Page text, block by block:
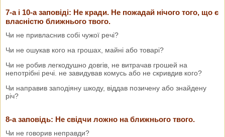
7-а і 10-а заповіді: Не кради. Не пожадай нічого того, що є
власністю ближнього твого.
Чи не привласнив собі чужої речі?
Чи не ошукав кого на грошах, майні або товарі?
Чи не робив легкодушно довгів, не витрачав грошей на
непотрібні речі. не завидував комусь або не скривдив кого?
Чи направив заподіяну шкоду, віддав позичену або знайдену
річ?
8-а заповідь: Не свідчи ложно на ближнього твого.
Чи не говорив неправди?